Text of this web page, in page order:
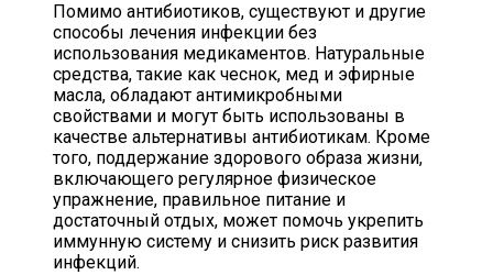
Помимо антибиотиков, существуют и другие
способы лечения инфекции без
использования медикаментов. Натуральные
средства, такие как чеснок, мед и эфирные
масла, обладают антимикробными
свойствами и могут быть использованы в
качестве альтернативы антибиотикам. Кроме
того, поддержание здорового образа жизни,
включающего регулярное физическое
упражнение, правильное питание и
достаточный отдых, может помочь укрепить
иммунную систему и снизить риск развития
инфекций.